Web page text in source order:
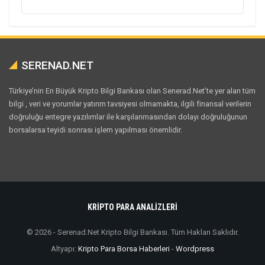
SERENAD.NET
Türkiye’nin En Büyük Kripto Bilgi Bankası olan Senerad.Net’te yer alan tüm
bilgi , veri ve yorumlar yatırım tavsiyesi olmamakta, ilgili finansal verilerin
doğruluğu entegre yazılımlar ile karşılanmasından dolayı doğruluğunun
borsalarsa teyidi sonrası işlem yapılması önemlidir.
KRİPTO PARA ANALİZLERİ
© 2026 - Serenad.Net Kripto Bilgi Bankası. Tüm Hakları Saklıdır.
Altyapı: Kripto Para Borsa Haberleri - Wordpress